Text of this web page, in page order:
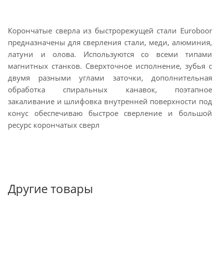
Корончатые сверла из быстрорежущей стали Euroboor
предназначены для сверления стали, меди, алюминия,
латуни и олова. Используются со всеми типами
магнитных станков. Сверхточное исполнение, зубья с
двумя разными углами заточки, дополнительная
обработка спиральных канавок, поэтапное
закаливание и шлифовка внутренней поверхности под
конус обеспечиваю быстрое сверление и большой
ресурс корончатых сверл
Другие товары